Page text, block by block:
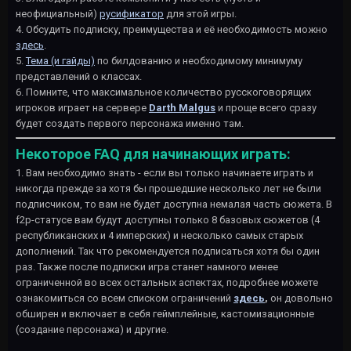
неофициальный) русификатор для этой игры.
4. Обсудить подписку, преимущества и её необходимость можно
здесь.
5.Тема (и гайды) по билдованию и необходимому минимуму
представлений о классах.
6. Помните, что максимальное количество русскоговорящих
игроков играет на сервере Darth Malgus и проще всего сразу
будет создать первого персонажа именно там.
Некоторое FAQ для начинающих играть:
1. Вам необходимо знать - если вы только начинаете играть и
никогда прежде за хотя бы прошедшие несколько лет не были
подписчиком, то вам не будет доступна немалая часть сюжета. В
f2p-статусе вам будут доступны только 8 базовых сюжетов (4
республиканских и 4 имперских) и несколько самых старых
дополнений. Так что рекомендуется подписаться хотя бы один
раз. Также после подписки игра станет намного менее
ограниченной во всех остальных аспектах, подробнее можете
ознакомиться со всем списком ограничений здесь, он довольно
обширен и включает в себя геймплейные, кастомизационные
(создание персонажа) и другие.